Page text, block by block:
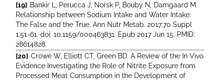
[19] Bankir L, Perucca J, Norsk P, Bouby N, Damgaard M.
Relationship between Sodium Intake and Water Intake:
The False and the True. Ann Nutr Metab. 2017;70 Suppl
1:51-61. doi: 10.1159/000463831. Epub 2017 Jun 15. PMID:
28614828.
[20] Crowe W, Elliott CT, Green BD. A Review of the In Vivo
Evidence Investigating the Role of Nitrite Exposure from
Processed Meat Consumption in the Development of